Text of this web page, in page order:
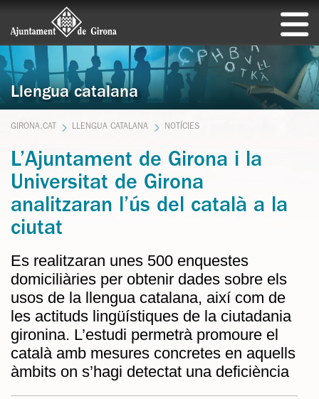
Llengua catalana
GIRONA.CAT LLENGUA CATALANA NOTÍCIES
L’Ajuntament de Girona i la
Universitat de Girona
analitzaran l’ús del català a la
ciutat
Es realitzaran unes 500 enquestes
domiciliàries per obtenir dades sobre els
usos de la llengua catalana, així com de
les actituds lingüístiques de la ciutadania
gironina. L’estudi permetrà promoure el
català amb mesures concretes en aquells
àmbits on s’hagi detectat una deficiència